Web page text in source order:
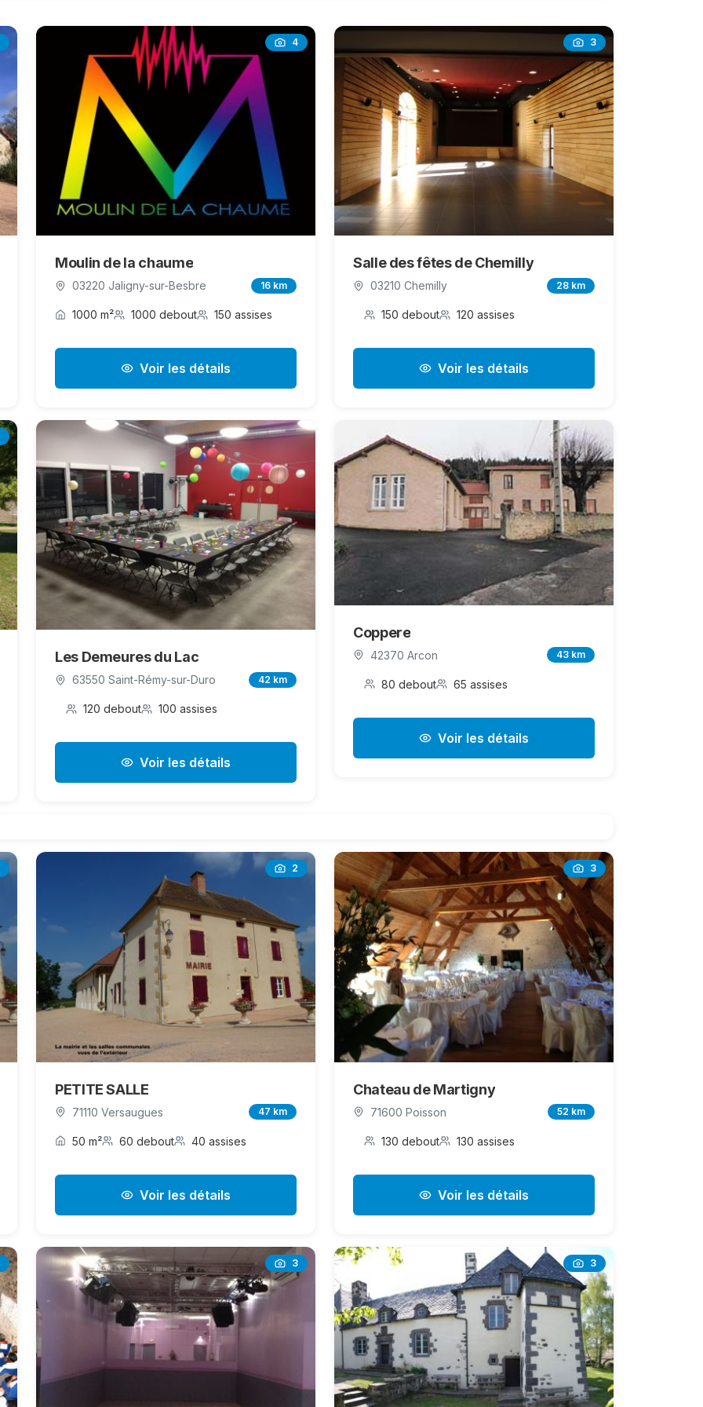
4
Moulin de la chaume
03220 Jaligny-sur-Besbre 16 km
1000 m² 1000 debout 150 assises
Voir les détails
3
Salle des fêtes de Chemilly
03210 Chemilly 28 km
150 debout 120 assises
Voir les détails
Les Demeures du Lac
63550 Saint-Rémy-sur-Duro 42 km
120 debout 100 assises
Voir les détails
Coppere
42370 Arcon 43 km
80 debout 65 assises
Voir les détails
2
PETITE SALLE
71110 Versaugues 47 km
50 m² 60 debout 40 assises
Voir les détails
3
Chateau de Martigny
71600 Poisson 52 km
130 debout 130 assises
Voir les détails
3 3